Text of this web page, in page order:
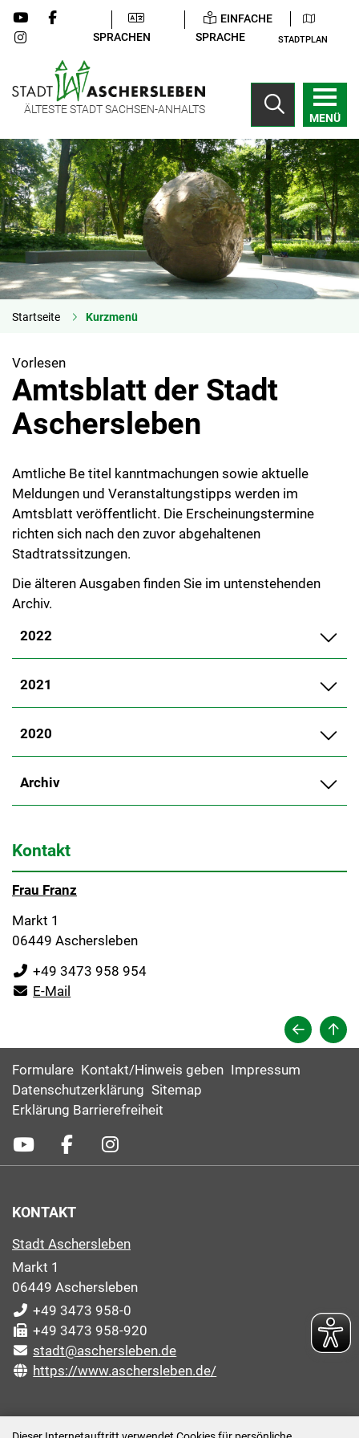
SPRACHEN
EINFACHE
SPRACHE
STADTPLAN
ÄLTESTE STADT SACHSEN-ANHALTS
MENÜ
Startseite Kurzmenü
Vorlesen
Amtsblatt der Stadt
Aschersleben
Amtliche Be titel kanntmachungen sowie aktuelle
Meldungen und Veranstaltungstipps werden im
Amtsblatt veröffentlicht. Die Erscheinungstermine
richten sich nach den zuvor abgehaltenen
Stadtratssitzungen.
Die älteren Ausgaben finden Sie im untenstehenden
Archiv.
2022
2021
2020
Archiv
Kontakt
Frau Franz
Markt 1
06449 Aschersleben
+49 3473 958 954
E-Mail
Formulare Kontakt/Hinweis geben Impressum
Datenschutzerklärung Sitemap
Erklärung Barrierefreiheit
KONTAKT
Stadt Aschersleben
Markt 1
06449 Aschersleben
+49 3473 958-0
+49 3473 958-920
stadt@aschersleben.de
https://www.aschersleben.de/